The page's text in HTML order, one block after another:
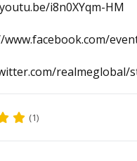
i8n0XYqm-HM
realmeglobal/
(1)